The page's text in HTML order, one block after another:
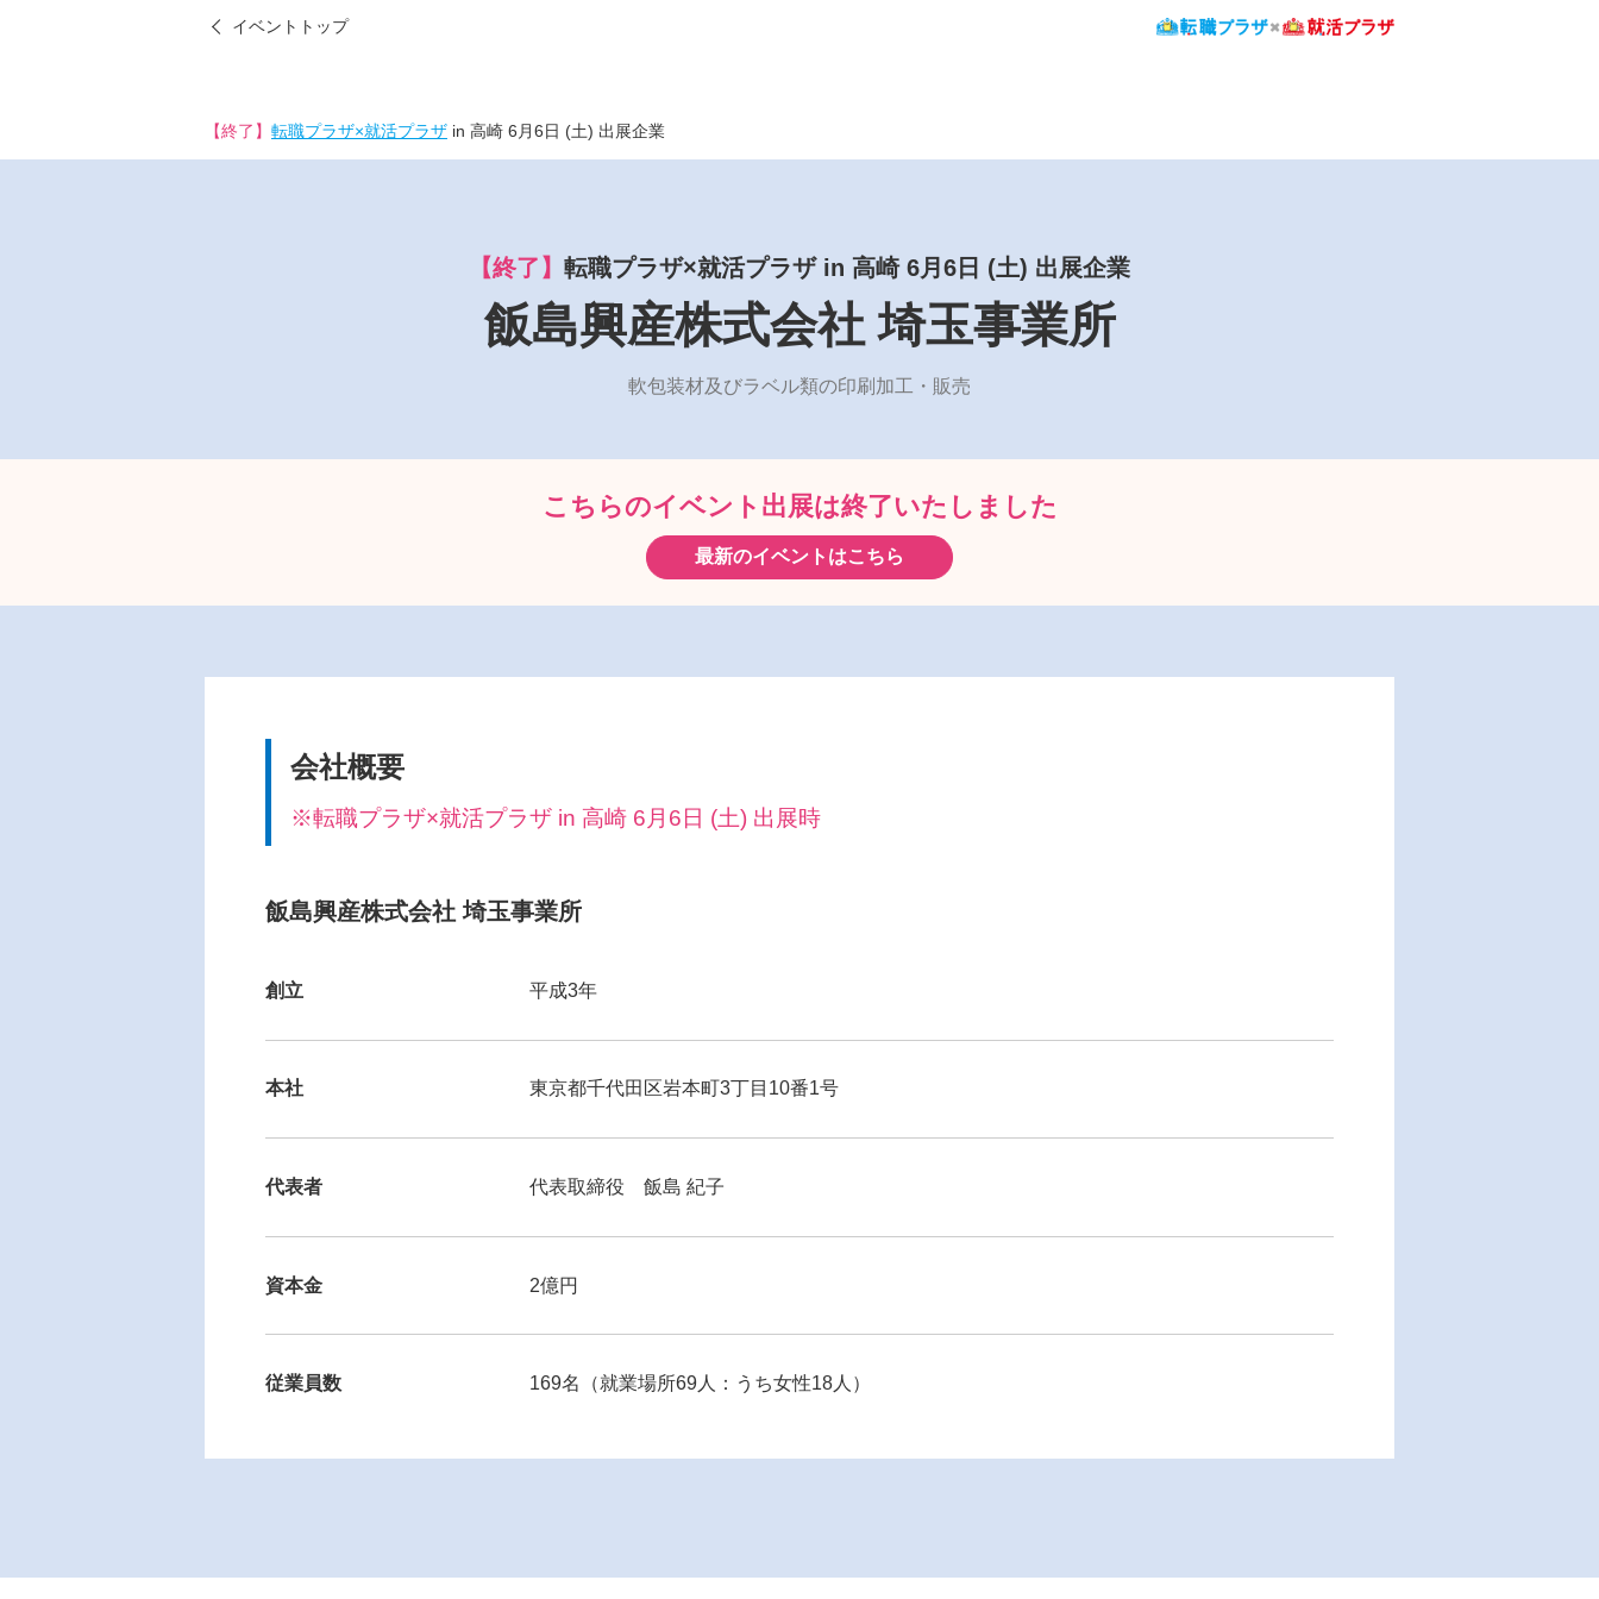
イベントトップ
【終了】 転職プラザ×就活プラザ in 高崎 6月6日 (土) 出展企業
【終了】 転職プラザ×就活プラザ in 高崎 6月6日 (土) 出展企業
飯島興産株式会社 埼玉事業所
軟包装材及びラベル類の印刷加工・販売
こちらのイベント出展は終了いたしました
最新のイベントはこちら
会社概要
※転職プラザ×就活プラザ in 高崎 6月6日 (土) 出展時
飯島興産株式会社 埼玉事業所
創立 平成3年
本社 東京都千代田区岩本町3丁目10番1号
代表者 代表取締役 飯島 紀子
資本金 2億円
従業員数 169名（就業場所69人：うち女性18人）